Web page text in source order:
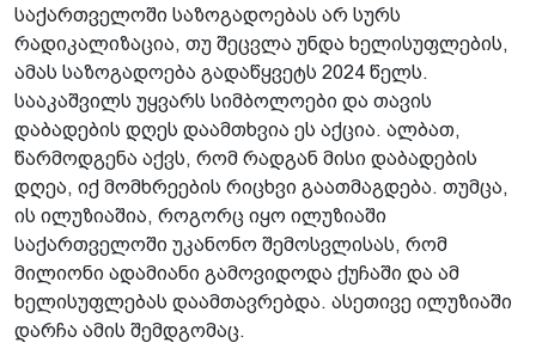
საქართველოში საზოგადოებას არ სურს
რადიკალიზაცია, თუ შეცვლა უნდა ხელისუფლების,
ამას საზოგადოება გადაწყვეტს 2024 წელს.
სააკაშვილს უყვარს სიმბოლოები და თავის
დაბადების დღეს დაამთხვია ეს აქცია. ალბათ,
წარმოდგენა აქვს, რომ რადგან მისი დაბადების
დღეა, იქ მომხრეების რიცხვი გაათმაგდება. თუმცა,
ის ილუზიაშია, როგორც იყო ილუზიაში
საქართველოში უკანონო შემოსვლისას, რომ
მილიონი ადამიანი გამოვიდოდა ქუჩაში და ამ
ხელისუფლებას დაამთავრებდა. ასეთივე ილუზიაში
დარჩა ამის შემდგომაც.